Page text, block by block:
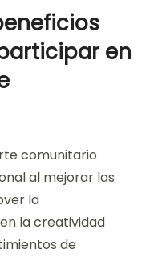
en
comunitario
al mejorar las
la
la creatividad
de